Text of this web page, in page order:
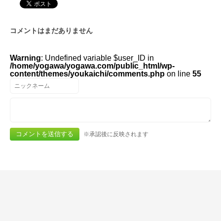
コメントはまだありません
Warning: Undefined variable $user_ID in
/home/yogawa/yogawa.com/public_html/wp-
content/themes/youkaichi/comments.php on line 55
※承認後に反映されます